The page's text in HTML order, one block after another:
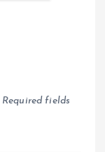
Required fields